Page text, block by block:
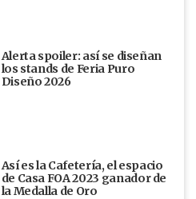
Alerta spoiler: así se diseñan
los stands de Feria Puro
Diseño 2026
Así es la Cafetería, el espacio
de Casa FOA 2023 ganador de
la Medalla de Oro